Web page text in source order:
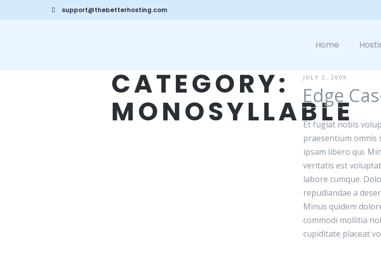
support@thebetterhosting.com
Home
CATEGORY:
MONOSYLLABLE
JULY 2, 2009
Edge
Et fugiat nobis
praesentium omnis
ipsam libero qui.
veritatis est
labore cumque.
repudiandae a
Minus quidem
commodi mollitia
cupiditate placeat